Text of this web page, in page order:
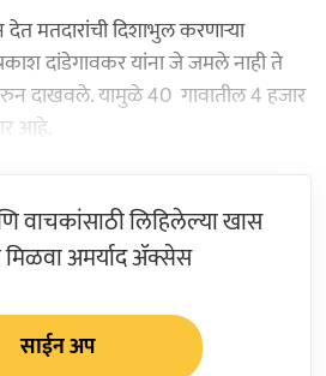
मतदारांची दिशाभुल करणाऱ्या
दांडेगावकर यांना जे जमले नाही ते
दाखवले. यामुळे 40 गावातील 4 हजार
आहे.
वाचकांसाठी लिहिलेल्या खास
अमर्याद ॲक्सेस
साईन अप